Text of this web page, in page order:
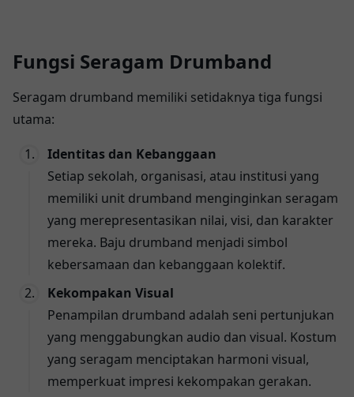
Fungsi Seragam Drumband
Seragam drumband memiliki setidaknya tiga fungsi
utama:
Identitas dan Kebanggaan
Setiap sekolah, organisasi, atau institusi yang
memiliki unit drumband menginginkan seragam
yang merepresentasikan nilai, visi, dan karakter
mereka. Baju drumband menjadi simbol
kebersamaan dan kebanggaan kolektif.
Kekompakan Visual
Penampilan drumband adalah seni pertunjukan
yang menggabungkan audio dan visual. Kostum
yang seragam menciptakan harmoni visual,
memperkuat impresi kekompakan gerakan.